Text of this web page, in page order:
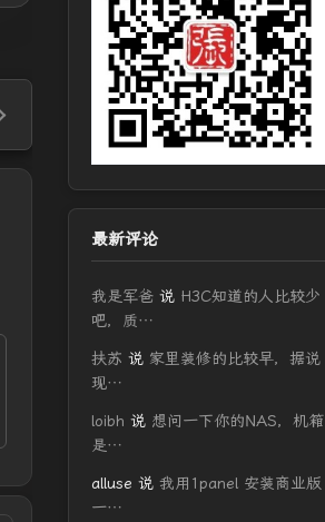
最新评论
我是军爸 说 H3C知道的人比较少
吧，质…
扶苏 说 家里装修的比较早，据说
现…
loibh 说 想问一下你的NAS，机箱
是…
alluse 说 我用1panel 安装商业版
一…